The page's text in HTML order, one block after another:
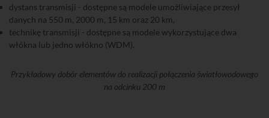
dystans transmisji - dostępne są modele umożliwiające przesył
danych na 550 m, 2000 m, 15 km oraz 20 km,
technikę transmisji - dostępne są modele wykorzystujące dwa
włókna lub jedno włókno (WDM).
Przykładowy dobór elementów do realizacji połączenia światłowodowego
na odcinku 200 m